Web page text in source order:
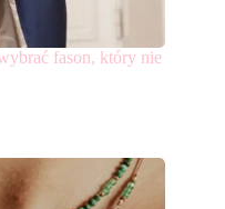
fason, który nie